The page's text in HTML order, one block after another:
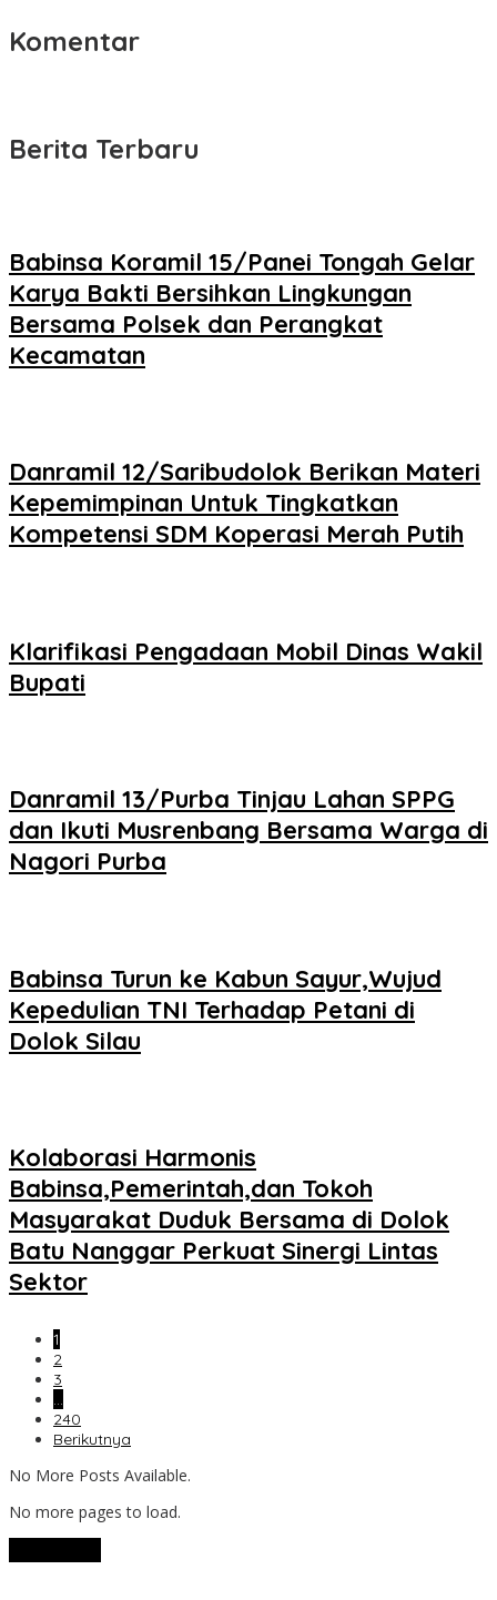
Komentar
Berita Terbaru
Babinsa Koramil 15/Panei Tongah Gelar
Karya Bakti Bersihkan Lingkungan
Bersama Polsek dan Perangkat
Kecamatan
Danramil 12/Saribudolok Berikan Materi
Kepemimpinan Untuk Tingkatkan
Kompetensi SDM Koperasi Merah Putih
Klarifikasi Pengadaan Mobil Dinas Wakil
Bupati
Danramil 13/Purba Tinjau Lahan SPPG
dan Ikuti Musrenbang Bersama Warga di
Nagori Purba
Babinsa Turun ke Kabun Sayur,Wujud
Kepedulian TNI Terhadap Petani di
Dolok Silau
Kolaborasi Harmonis
Babinsa,Pemerintah,dan Tokoh
Masyarakat Duduk Bersama di Dolok
Batu Nanggar Perkuat Sinergi Lintas
Sektor
1
2
3
…
240
Berikutnya
No More Posts Available.
No more pages to load.